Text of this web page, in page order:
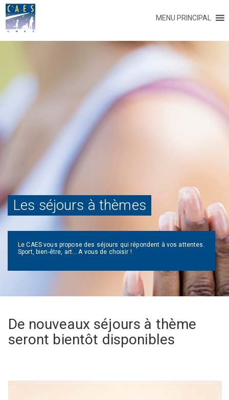
MENU PRINCIPAL
Les séjours à thèmes
Le CAES vous propose des séjours qui répondent à vos attentes.
Sport, bien-être, art… A vous de choisir !
De nouveaux séjours à thème
seront bientôt disponibles